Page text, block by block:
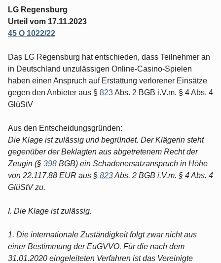
LG Regensburg
Urteil vom 17.11.2023
45 O 1022/22
Das LG Regensburg hat entschieden, dass Teilnehmer an
in Deutschland unzulässigen Online-Casino-Spielen
haben einen Anspruch auf Erstattung verlorener Einsätze
gegen den Anbieter aus § 823Abs. 2 BGB i.V.m. § 4 Abs. 4
GlüStV
Aus den Entscheidungsgründen:
Die Klage ist zulässig und begründet. Der Klägerin steht
gegenüber der Beklagten aus abgetretenem Recht der
Zeugin (§ 398 BGB) ein Schadenersatzanspruch in Höhe
von 22.117,88 EUR aus § 823Abs. 2 BGB i.V.m. § 4 Abs. 4
GlüStV zu.
I. Die Klage ist zulässig.
1. Die internationale Zuständigkeit folgt zwar nicht aus
einer Bestimmung der EuGVVO. Für die nach dem
31.01.2020 eingeleiteten Verfahren ist das Vereinigte